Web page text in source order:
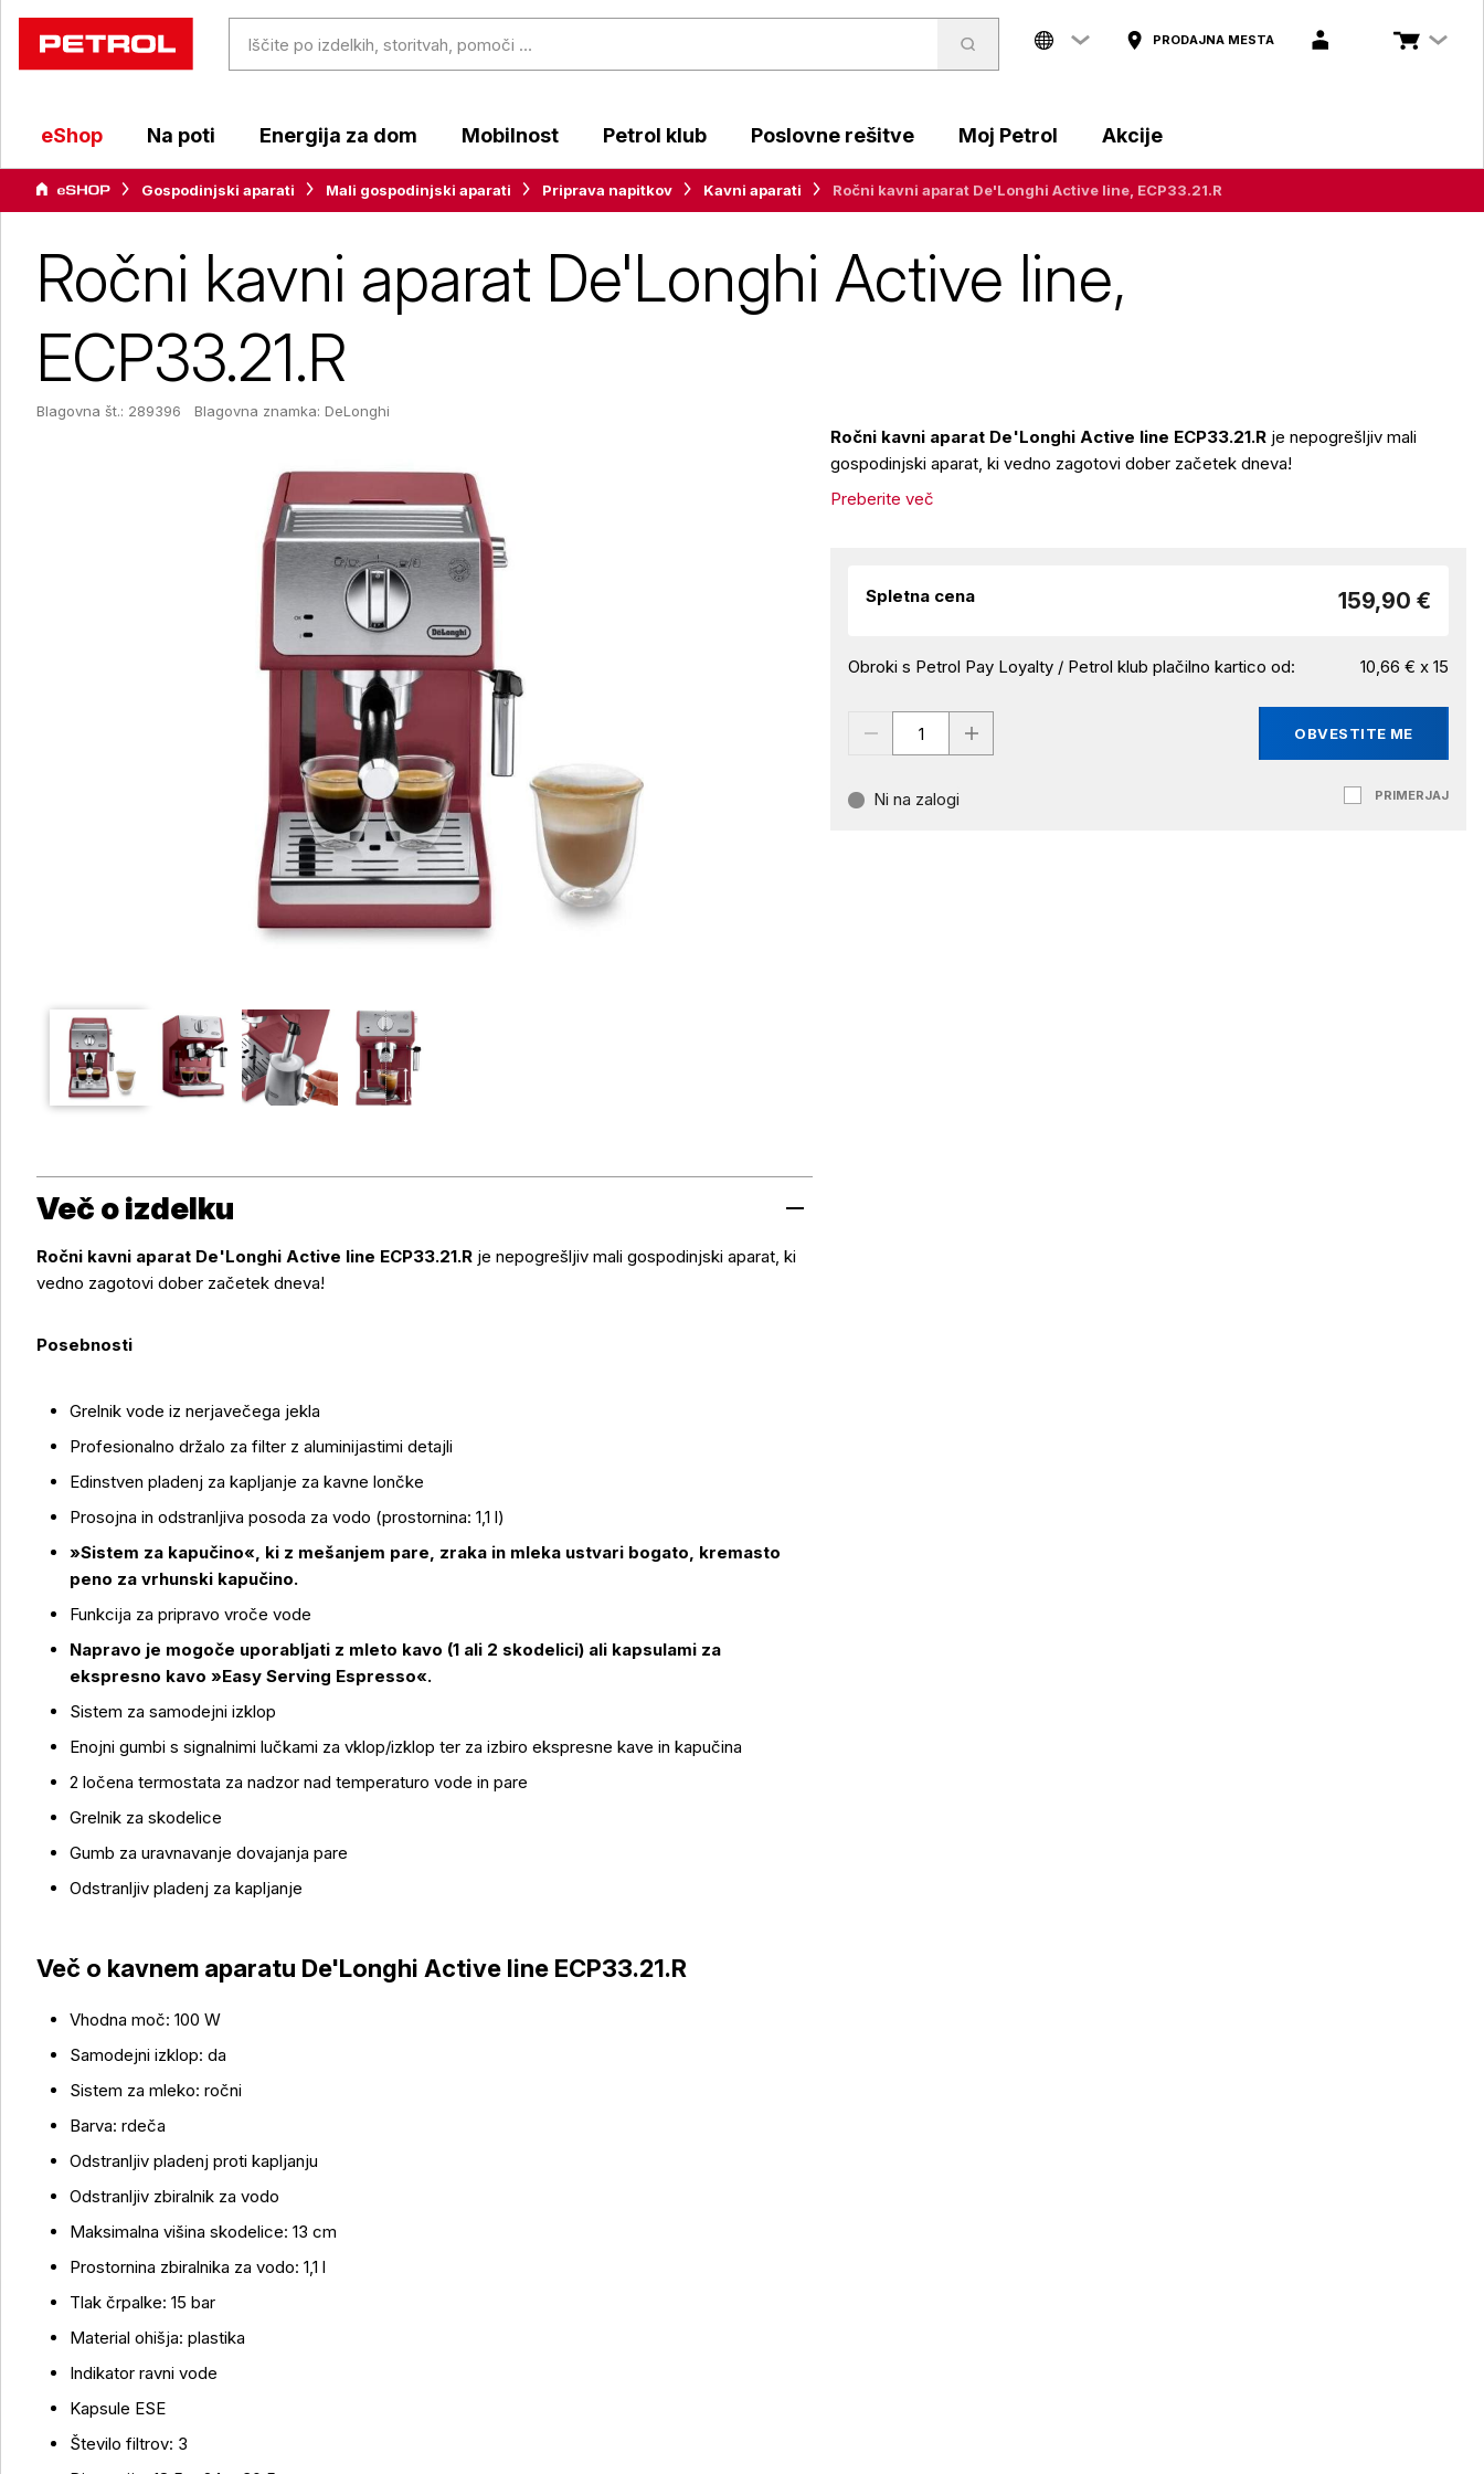
PRODAJNA MESTA
eShop Na poti Energija za dom Mobilnost Petrol klub Poslovne rešitve Moj Petrol Akcije
Gospodinjski aparati Mali gospodinjski aparati Priprava napitkov Kavni aparati Ročni kavni aparat De'Longhi Active line, ECP33.21.R
Ročni kavni aparat De'Longhi Active line,
ECP33.21.R
Blagovna št.: 289396 Blagovna znamka: DeLonghi
Ročni kavni aparat De'Longhi Active line ECP33.21.R je nepogrešljiv mali
gospodinjski aparat, ki vedno zagotovi dober začetek dneva!
Preberite več
Spletna cena 159,90 €
Obroki s Petrol Pay Loyalty / Petrol klub plačilno kartico od: 10,66 € x 15
OBVESTITE ME
Ni na zalogi PRIMERJAJ
Več o izdelku
Ročni kavni aparat De'Longhi Active line ECP33.21.R je nepogrešljiv mali gospodinjski aparat, ki
vedno zagotovi dober začetek dneva!
Posebnosti
Grelnik vode iz nerjavečega jekla
Profesionalno držalo za filter z aluminijastimi detajli
Edinstven pladenj za kapljanje za kavne lončke
Prosojna in odstranljiva posoda za vodo (prostornina: 1,1 l)
»Sistem za kapučino«, ki z mešanjem pare, zraka in mleka ustvari bogato, kremasto
peno za vrhunski kapučino.
Funkcija za pripravo vroče vode
Napravo je mogoče uporabljati z mleto kavo (1 ali 2 skodelici) ali kapsulami za
ekspresno kavo »Easy Serving Espresso«.
Sistem za samodejni izklop
Enojni gumbi s signalnimi lučkami za vklop/izklop ter za izbiro ekspresne kave in kapučina
2 ločena termostata za nadzor nad temperaturo vode in pare
Grelnik za skodelice
Gumb za uravnavanje dovajanja pare
Odstranljiv pladenj za kapljanje
Več o kavnem aparatu De'Longhi Active line ECP33.21.R
Vhodna moč: 100 W
Samodejni izklop: da
Sistem za mleko: ročni
Barva: rdeča
Odstranljiv pladenj proti kapljanju
Odstranljiv zbiralnik za vodo
Maksimalna višina skodelice: 13 cm
Prostornina zbiralnika za vodo: 1,1 l
Tlak črpalke: 15 bar
Material ohišja: plastika
Indikator ravni vode
Kapsule ESE
Število filtrov: 3